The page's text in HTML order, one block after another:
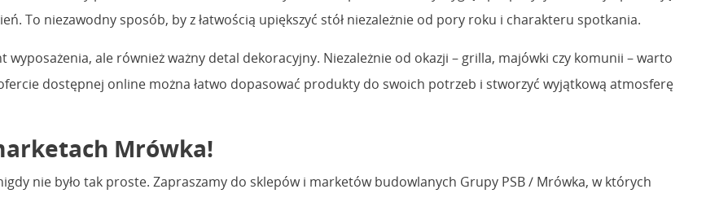
To niezawodny sposób, by z łatwością upiększyć stół niezależnie od pory roku i charakteru spotkania.
ale również ważny detal dekoracyjny. Niezależnie od okazji – grilla, majówki czy komunii – warto
dostępnej online można łatwo dopasować produkty do swoich potrzeb i stworzyć wyjątkową atmosferę
Mrówka!
nie było tak proste. Zapraszamy do sklepów i marketów budowlanych Grupy PSB / Mrówka, w których